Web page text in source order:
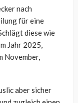
nach
für eine
diese wie
Jahr 2025,
November,
aber sicher